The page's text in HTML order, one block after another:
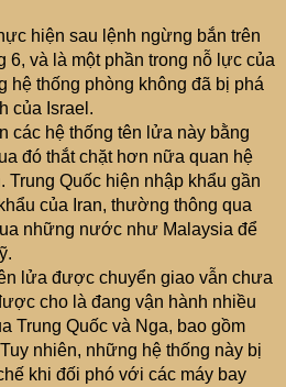
hiện sau lệnh ngừng bắn trên
6, và là một phần trong nỗ lực của
hệ thống phòng không đã bị phá
của Israel.
các hệ thống tên lửa này bằng
đó thắt chặt hơn nữa quan hệ
Quốc hiện nhập khẩu gần
của Iran, thường thông qua
những nước như Malaysia để
lửa được chuyển giao vẫn chưa
cho là đang vận hành nhiều
Trung Quốc và Nga, bao gồm
nhiên, những hệ thống này bị
khi đối phó với các máy bay